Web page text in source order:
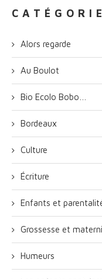
C A T É G O R I
Alors regarde
Au Boulot
Bio Ecolo Bobo…
Bordeaux
Culture
Écriture
Enfants et
Grossesse et
Humeurs